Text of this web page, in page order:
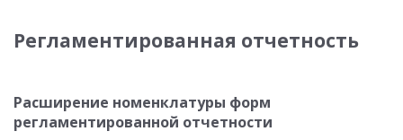
Регламентированная отчетность
Расширение номенклатуры форм
регламентированной отчетности